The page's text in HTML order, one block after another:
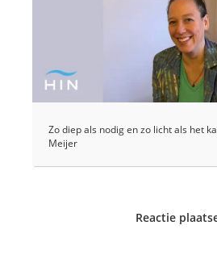
Zo diep als nodig en zo licht als het
Meijer
Reactie